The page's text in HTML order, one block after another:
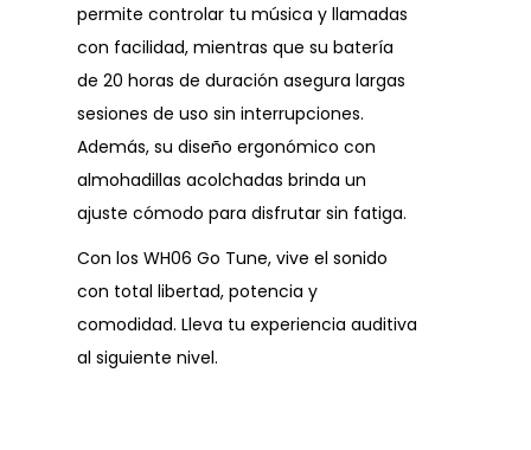
permite controlar tu música y llamadas
con facilidad, mientras que su batería
de 20 horas de duración asegura largas
sesiones de uso sin interrupciones.
Además, su diseño ergonómico con
almohadillas acolchadas brinda un
ajuste cómodo para disfrutar sin fatiga.
Con los WH06 Go Tune, vive el sonido
con total libertad, potencia y
comodidad. Lleva tu experiencia auditiva
al siguiente nivel.